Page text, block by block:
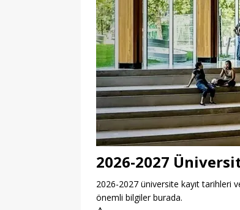
2026-2027
2026-2027 üniversite kayıt tarihleri
önemli bilgiler burada.